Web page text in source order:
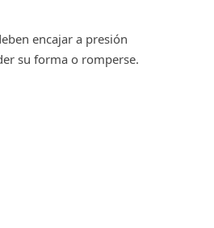
encajar a presión
su forma o romperse.